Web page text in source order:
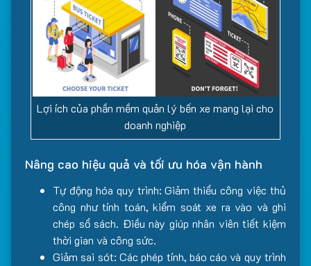
Lợi ích của phần mềm quản lý bến xe mang lại cho
doanh nghiệp
Nâng cao hiệu quả và tối ưu hóa vận hành
Tự động hóa quy trình: Giảm thiểu công việc thủ
công như tính toán, kiểm soát xe ra vào và ghi
chép sổ sách. Điều này giúp nhân viên tiết kiệm
thời gian và công sức.
Giảm sai sót: Các phép tính, báo cáo và quy trình